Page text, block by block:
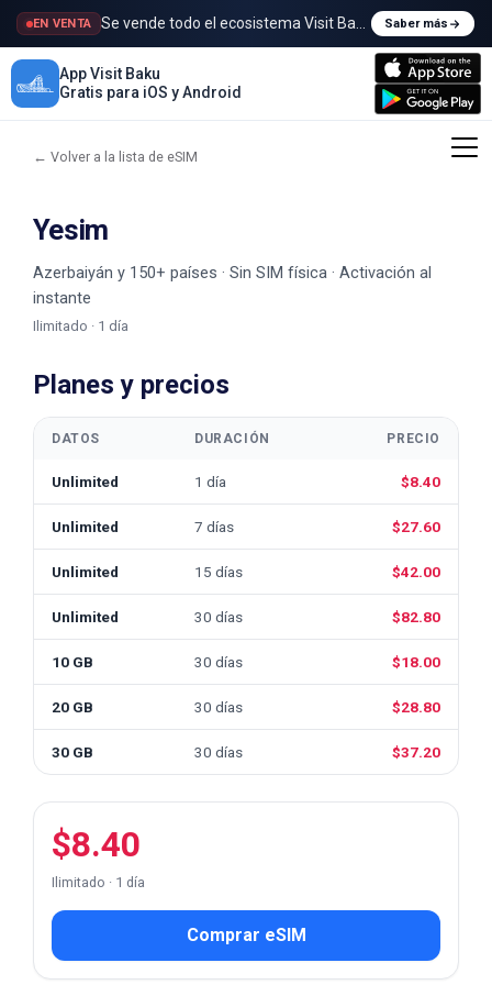
EN VENTA Se vende todo el ecosistema Visit Baku Saber más
App Visit Baku
Gratis para iOS y Android
← Volver a la lista de eSIM
Yesim
Azerbaiyán y 150+ países · Sin SIM física · Activación al
instante
Ilimitado · 1 día
Planes y precios
DATOS DURACIÓN PRECIO
Unlimited 1 día $8.40
Unlimited 7 días $27.60
Unlimited 15 días $42.00
Unlimited 30 días $82.80
10 GB 30 días $18.00
20 GB 30 días $28.80
30 GB 30 días $37.20
$8.40
Ilimitado · 1 día
Comprar eSIM